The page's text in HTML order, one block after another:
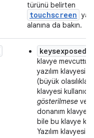
türünü belirten
touchscreen
alanına da bakın.
keysexposed
klavye
yazılım klavyesi
(büyük
klavyesi
gösterilmese
donanım
bile bu klavye
Yazılım klavyesi